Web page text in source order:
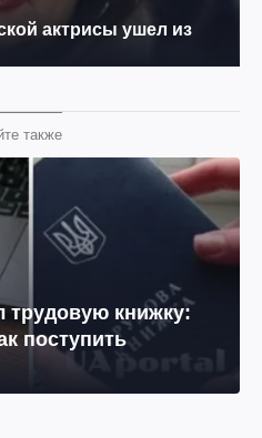
также
трудовую книжку:
поступить